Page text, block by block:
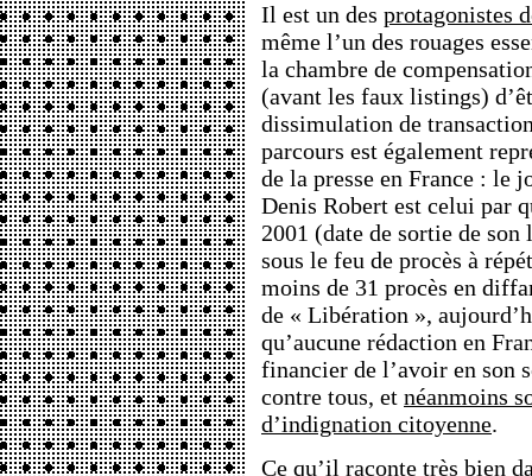
Il est un des protagonistes
même l’un des rouages
la chambre de
(avant les faux listings)
dissimulation de
parcours est également
de la presse en France : le
Denis Robert est celui par
2001 (date de sortie de
sous le feu de procès à
moins de 31 procès en
de « Libération »,
qu’aucune rédaction en
financier de l’avoir en son
contre tous, et néanmoins
d’indignation citoyenne.
Ce qu’il raconte très bien